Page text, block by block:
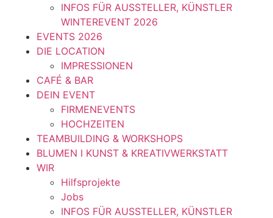
INFOS FÜR AUSSTELLER, KÜNSTLER
WINTEREVENT 2026
EVENTS 2026
DIE LOCATION
IMPRESSIONEN
CAFÉ & BAR
DEIN EVENT
FIRMENEVENTS
HOCHZEITEN
TEAMBUILDING & WORKSHOPS
BLUMEN I KUNST & KREATIVWERKSTATT
WIR
Hilfsprojekte
Jobs
INFOS FÜR AUSSTELLER, KÜNSTLER